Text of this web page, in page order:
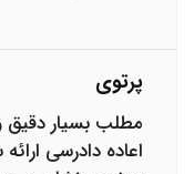
پرتوی
مطلب بسیار دقیق و
اعاده دادرسی